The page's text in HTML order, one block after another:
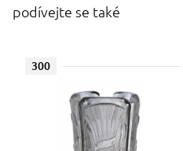
podívejte se také
300